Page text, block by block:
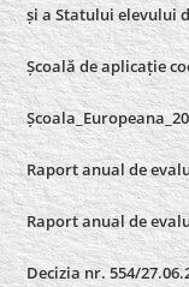
și a Statului elevului
Școală de aplicație
Raport anual de
Raport anual de
Decizia nr. 554/